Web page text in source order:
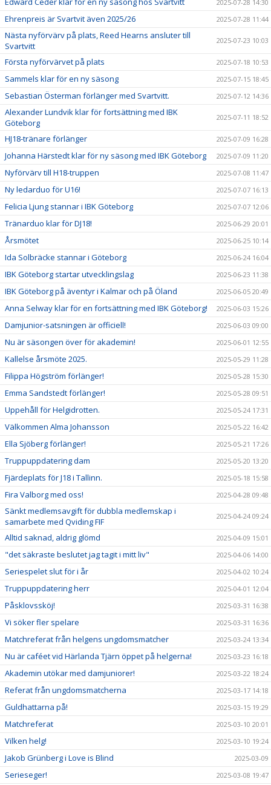
2025-07-28 14:30
Ehrenpreis är Svartvit även 2025/26 2025-07-28 11:44
Nästa nyförvärv på plats, Reed Hearns ansluter till
Svartvitt
2025-07-23 10:03
Första nyförvärvet på plats 2025-07-18 10:53
Sammels klar för en ny säsong 2025-07-15 18:45
Sebastian Österman förlänger med Svartvitt. 2025-07-12 14:36
Alexander Lundvik klar för fortsättning med IBK
Göteborg
2025-07-11 18:52
HJ18-tränare förlänger 2025-07-09 16:28
Johanna Härstedt klar för ny säsong med IBK Göteborg 2025-07-09 11:20
Nyförvärv till H18-truppen 2025-07-08 11:47
Ny ledarduo för U16! 2025-07-07 16:13
Felicia Ljung stannar i IBK Göteborg 2025-07-07 12:06
Tränarduo klar för DJ18! 2025-06-29 20:01
Årsmötet 2025-06-25 10:14
Ida Solbräcke stannar i Göteborg 2025-06-24 16:04
IBK Göteborg startar utvecklingslag 2025-06-23 11:38
IBK Göteborg på äventyr i Kalmar och på Öland 2025-06-05 20:49
Anna Selway klar för en fortsättning med IBK Göteborg! 2025-06-03 15:26
Damjunior-satsningen är officiell! 2025-06-03 09:00
Nu är säsongen över för akademin! 2025-06-01 12:55
Kallelse årsmöte 2025. 2025-05-29 11:28
Filippa Högström förlänger! 2025-05-28 15:30
Emma Sandstedt förlänger! 2025-05-28 09:51
Uppehåll för Helgidrotten. 2025-05-24 17:31
Välkommen Alma Johansson 2025-05-22 16:42
Ella Sjöberg förlänger! 2025-05-21 17:26
Truppuppdatering dam 2025-05-20 13:20
Fjärdeplats för J18 i Tallinn. 2025-05-18 15:58
Fira Valborg med oss! 2025-04-28 09:48
Sänkt medlemsavgift för dubbla medlemskap i
samarbete med Qviding FIF
2025-04-24 09:24
Alltid saknad, aldrig glömd 2025-04-09 15:01
"det säkraste beslutet jag tagit i mitt liv" 2025-04-06 14:00
Seriespelet slut för i år 2025-04-02 10:24
Truppuppdatering herr 2025-04-01 12:04
Påsklovssköj! 2025-03-31 16:38
Vi söker fler spelare 2025-03-31 16:36
Matchreferat från helgens ungdomsmatcher 2025-03-24 13:34
Nu är caféet vid Härlanda Tjärn öppet på helgerna! 2025-03-23 16:18
Akademin utökar med damjuniorer! 2025-03-22 18:24
Referat från ungdomsmatcherna 2025-03-17 14:18
Guldhattarna på! 2025-03-15 19:29
Matchreferat 2025-03-10 20:01
Vilken helg! 2025-03-10 19:24
Jakob Grünberg i Love is Blind 2025-03-09
Serieseger! 2025-03-08 19:47